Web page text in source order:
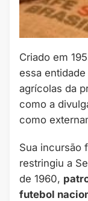
Criado em
essa
agrícolas da
como a
como
Sua incursão
restringiu a
de 1960,
futebol